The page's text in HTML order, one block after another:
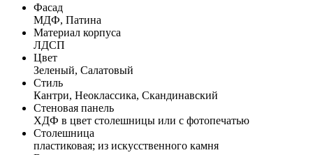
Фасад
МДФ, Патина
Материал корпуса
ЛДСП
Цвет
Зеленый, Салатовый
Стиль
Кантри, Неоклассика, Скандинавский
Стеновая панель
ХДФ в цвет столешницы или с фотопечатью
Столешница
пластиковая; из искусственного камня